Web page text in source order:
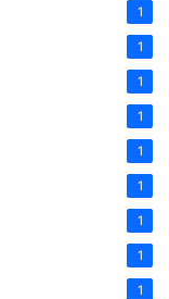
1
1
1
1
1
1
1
1
1